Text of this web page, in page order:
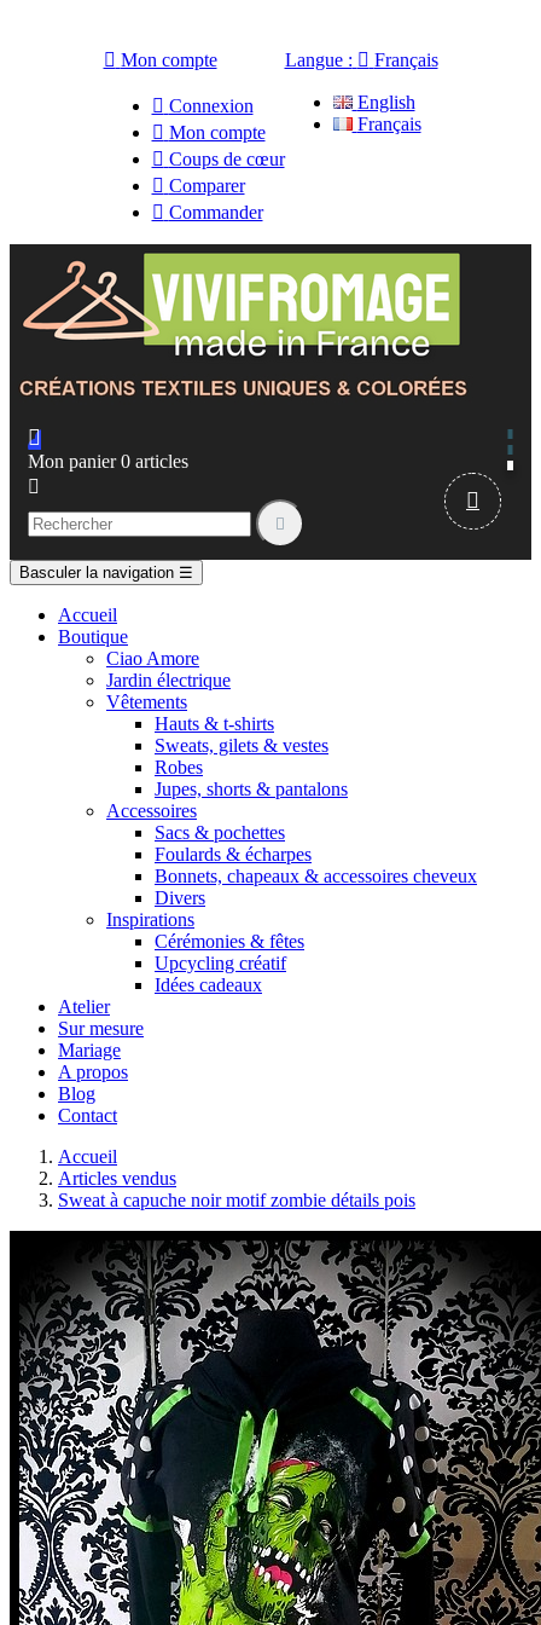
 Mon compte
 Connexion
 Mon compte
 Coups de cœur
 Comparer
 Commander
Langue :  Français
English
Français

Mon panier 0 articles



Basculer la navigation ☰
Accueil
Boutique
Ciao Amore
Jardin électrique
Vêtements
Hauts & t-shirts
Sweats, gilets & vestes
Robes
Jupes, shorts & pantalons
Accessoires
Sacs & pochettes
Foulards & écharpes
Bonnets, chapeaux & accessoires cheveux
Divers
Inspirations
Cérémonies & fêtes
Upcycling créatif
Idées cadeaux
Atelier
Sur mesure
Mariage
A propos
Blog
Contact
Accueil
Articles vendus
Sweat à capuche noir motif zombie détails pois